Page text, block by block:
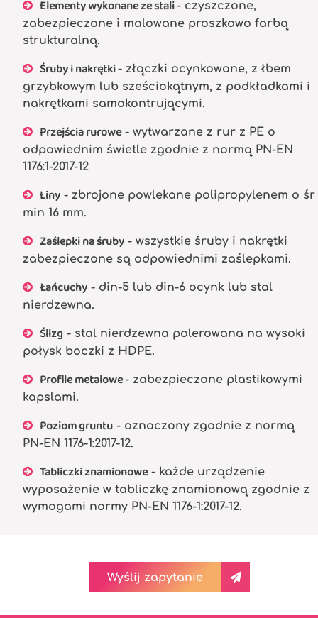
Elementy wykonane ze stali- czyszczone,
zabezpieczone i malowane proszkowo farbą
strukturalną.
Śruby i nakrętki- złączki ocynkowane, z łbem
grzybkowym lub sześciokątnym, z podkładkami i
nakrętkami samokontrującymi.
Przejścia rurowe- wytwarzane z rur z PE o
odpowiednim świetle zgodnie z normą PN-EN
1176:1-2017-12
Liny - zbrojone powlekane polipropylenem o śr
min 16 mm.
Zaślepki na śruby - wszystkie śruby i nakrętki
zabezpieczone są odpowiednimi zaślepkami.
Łańcuchy - din-5 lub din-6 ocynk lub stal
nierdzewna.
Ślizg - stal nierdzewna polerowana na wysoki
połysk boczki z HDPE.
Profile metalowe- zabezpieczone plastikowymi
kapslami.
Poziom gruntu - oznaczony zgodnie z normą
PN-EN 1176-1:2017-12.
Tabliczki znamionowe- każde urządzenie
wyposażenie w tabliczkę znamionową zgodnie z
wymogami normy PN-EN 1176-1:2017-12.
Wyślij zapytanie